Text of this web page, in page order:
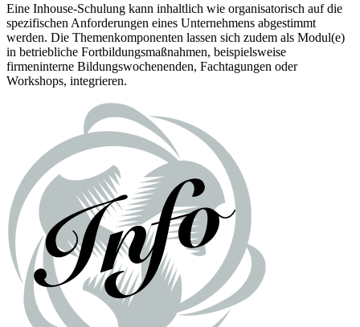
Eine Inhouse-Schulung kann inhaltlich wie organisatorisch auf die
spezifischen Anforderungen eines Unternehmens abgestimmt
werden. Die Themen­komponenten lassen sich zudem als Modul(e)
in betriebliche Fortbildungs­maßnahmen, beispielsweise
firmeninterne Bildungs­wochen­enden, Fachtagungen oder
Workshops, integrieren.